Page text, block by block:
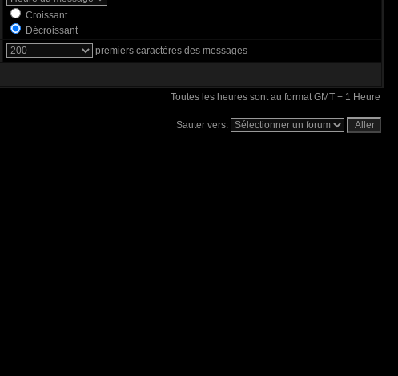
Croissant
Décroissant
premiers caractères des messages
Toutes les heures sont au format GMT + 1 Heure
Sauter vers: